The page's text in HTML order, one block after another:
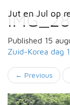
Jut en Jul op
Primary
Menu
Jut en Jul op
Published 15
Zuid-Korea dag
← Previous